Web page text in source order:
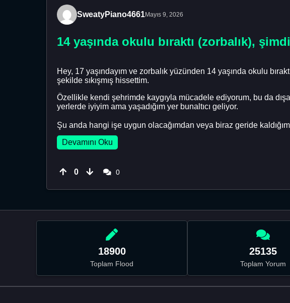
SweatyPiano4661Mayıs 9, 2026
14 yaşında okulu bıraktı (zorbalık),
Hey, 17 yaşındayım ve zorbalık yüzünden 14 yaşında okulu
şekilde sıkışmış hissettim.
Özellikle kendi şehrimde kaygıyla mücadele ediyorum, bu da
yerlerde iyiyim ama yaşadığım yer bunaltıcı geliyor.
Şu anda hangi işe uygun olacağımdan veya biraz geride
Devamını Oku
0 0
18900
Toplam Flood
25135
Toplam Yorum